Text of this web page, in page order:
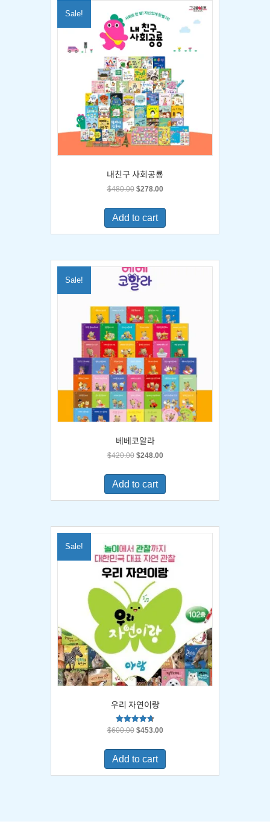
Sale!
내친구 사회공룡
$480.00 Original
was:
$480.00.
$278.00Current
is:
Add to cart
Sale!
베베코알라
$420.00 Original
was:
$420.00.
$248.00Current
is:
Add to cart
Sale!
우리 자연이랑
Rated
$600.00 Original
was:
$600.00.
$453.00Current
is:
Add to cart